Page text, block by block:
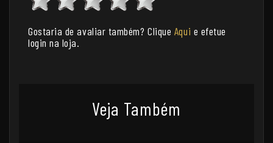
Gostaria de avaliar também? Clique Aqui e efetue
login na loja.
Veja Também